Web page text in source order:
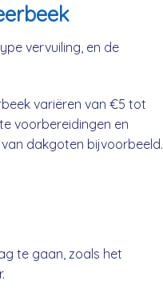
vervuiling, en de
variëren van €5 tot
voorbereidingen en
dakgoten bijvoorbeeld.
te gaan, zoals het